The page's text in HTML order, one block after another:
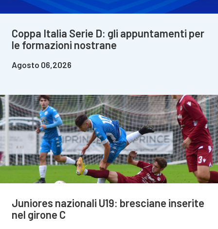
Coppa Italia Serie D: gli appuntamenti per
le formazioni nostrane
Agosto 06,2026
Juniores nazionali U19: bresciane inserite
nel girone C